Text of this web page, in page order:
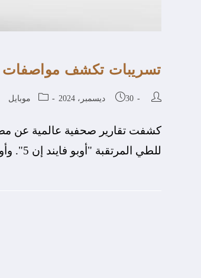
تسريبات تكشف مواصفات
30 ديسمبر، 2024 موبايل
كشفت تقارير صحفية عالمية عن
للطي المرتقبة "أوبو فايند إن 5". وأوضحت المصادر أن هاتف "فايند إن 5" من المتوقع…